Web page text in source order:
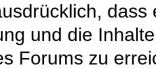
und die
Forums zu